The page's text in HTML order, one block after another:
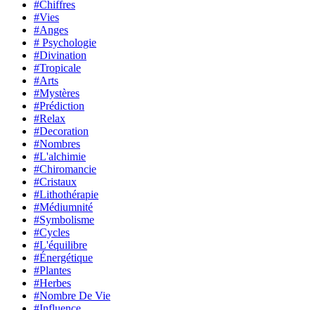
#Chiffres
#Vies
#Anges
# Psychologie
#Divination
#Tropicale
#Arts
#Mystères
#Prédiction
#Relax
#Decoration
#Nombres
#L'alchimie
#Chiromancie
#Cristaux
#Lithothérapie
#Médiumnité
#Symbolisme
#Cycles
#L'équilibre
#Énergétique
#Plantes
#Herbes
#Nombre De Vie